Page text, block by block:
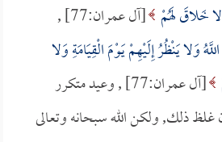
لا خَلاقَ لَهُمْ
[آل عمران:77] ,
وَلا يَنْظُرُ إِلَيْهِمْ يَوْمَ الْقِيَامَةِ وَلا
[آل عمران:77] , وعيد متكرر
غلظ ذلك, ولكن الله سبحانه وتعالى